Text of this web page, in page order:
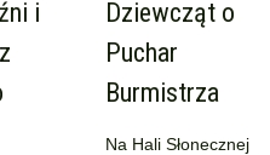
i
Dziewcząt o
Puchar
Burmistrza
Na Hali Słonecznej